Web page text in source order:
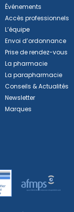
Événements
Accès professionnels
L’équipe
Envoi d’ordonnance
Prise de rendez-vous
La pharmacie
La parapharmacie
Conseils & Actualités
Newsletter
Marques